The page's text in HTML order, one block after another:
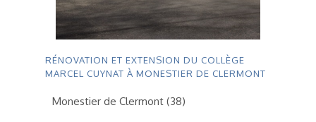
RÉNOVATION ET EXTENSION DU COLLÈGE
MARCEL CUYNAT À MONESTIER DE CLERMONT
Monestier de Clermont (38)